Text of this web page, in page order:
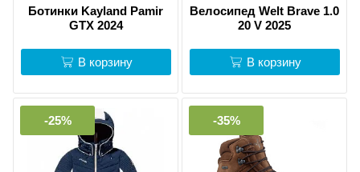
Ботинки Kayland Pamir
GTX 2024
В корзину
Велосипед Welt Brave 1.0
20 V 2025
В корзину
-25% -35%